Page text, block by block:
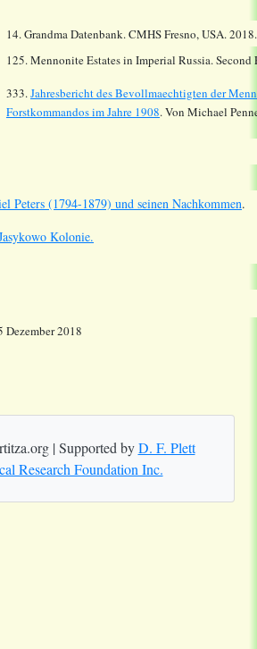
14.Grandma Datenbank. CMHS Fresno, USA.
125. Mennonite Estates in Imperial Russia.
333.Jahresbericht des Bevollmaechtigten der
Forstkommandos im Jahre 1908. Von Michael
Peters (1794-1879) und seinen Nachkommen.
Kolonie.
Dezember 2018
| Supported byD. F. Plett
Research Foundation Inc.